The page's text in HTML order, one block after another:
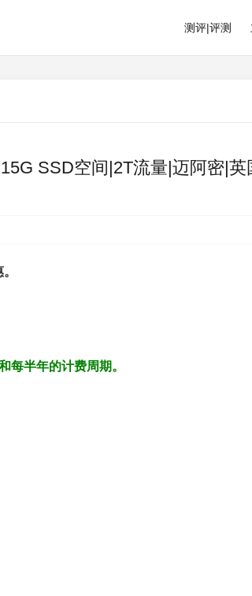
测评|评测
SSD空间|2T流量|迈阿密|英
每半年的计费周期。